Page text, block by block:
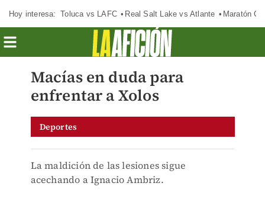
Hoy interesa: Toluca vs LAFC Real Salt Lake vs Atlante Maratón
Macías en duda para
enfrentar a Xolos
Deportes
La maldición de las lesiones sigue
acechando a Ignacio Ambriz.